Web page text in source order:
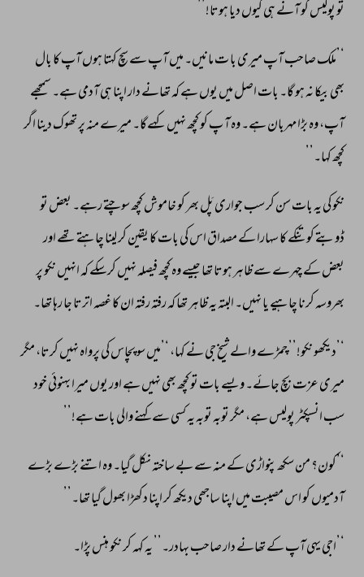
تو پولیس کو آنے ہی کیوں دیا ہوتا!’’
‘’ملک صاحب آپ میری با ت مانیں۔ میں آپ سے سچ کہتا ہوں آپ کا بال
بھی بیکا نہ ہو گا۔ بات اصل میں یوں ہے کہ تھانے دار اپنا ہی آدمی ہے۔ سمجھے
آپ، وہ بڑا مہربان ہے۔ وہ آ پ کو کچھ نہیں کہےگا۔ میرے منہ پر تھوک دینا اگر
کچھ کہا۔’’
نکو کی یہ بات سن کر سب جواری پَل بھر کو خاموش کچھ سوچتے رہے۔ بعض تو
ڈوبتے کو تنکے کا سہارا کے مصداق اس کی بات کا یقین کر لینا چاہتے تھے اور
بعض کے چہرے سے ظاہر ہوتا تھا جیسے وہ کچھ فیصلہ نہیں کرسکے کہ انہیں نکو پر
بھروسہ کرنا چاہیے یا نہیں۔ البتہ یہ ظاہر تھا کہ رفتہ رفتہ ان کا غصہ اترتا جا رہا تھا۔
‘’دیکھو نکو!’’ چمڑے والے شیخ جی نے کہا، ‘’میں سو پچاس کی پرواہ نہیں کرتا، مگر
میری عزت بچ جائے۔ ویسے بات تو کچھ بھی نہیں ہے اور یوں میرا بہنوئی خود
سب انسپکٹر پولیس ہے، مگر توبہ توبہ یہ کسی سے کہنے والی بات ہے!’’
‘’کون؟ من سکھ پنواڑی کے منہ سے بے ساختہ نکل گیا۔ وہ اتنے بڑے بڑے
آدمیوں کو اس مصیبت میں اپنا ساجھی دیکھ کر اپنا دکھڑا بھول گیا تھا۔’’
‘’اجی یہی آپ کے تھانے دار صاحب بہادر۔’’ یہ کہہ کر نکو ہنس پڑا۔